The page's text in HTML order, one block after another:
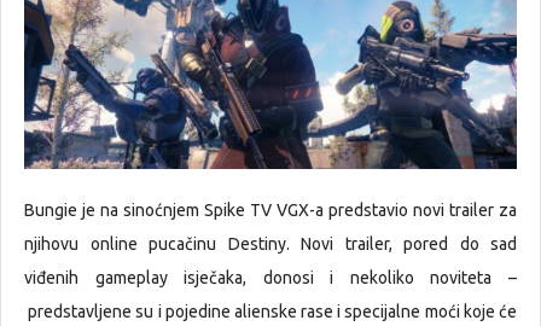
Bungie je na sinoćnjem Spike TV VGX-a predstavio novi trailer za
njihovu online pucačinu Destiny. Novi trailer, pored do sad
viđenih gameplay isječaka, donosi i nekoliko noviteta –
predstavljene su i pojedine alienske rase i specijalne moći koje će